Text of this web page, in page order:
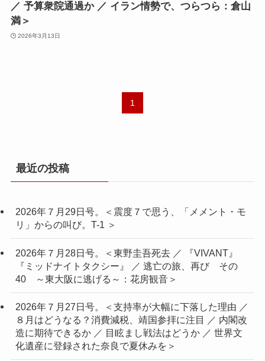
／ 予算衆院通過か ／ イラン情勢で、つらつら：倉山
満＞
2026年3月13日
1
最近の投稿
2026年７月29日号。＜震度７で思う、「メメント・モ
リ」からの叫び。T-1 ＞
2026年７月28日号。＜東野圭吾死去 ／ 『VIVANT』
『ミッドナイトタクシー』 ／ 逃亡の旅、再び その
40 ～東大阪に逃げる～：花房観音＞
2026年７月27日号。＜支持率が大幅に下落した理由 ／
８月はどうなる？消費減税、靖国参拝に注目 ／ 内閣改
造に期待できるか ／ 目眩まし戦法はどうか ／ 世界文
化遺産に登録された奈良で夏休みを＞